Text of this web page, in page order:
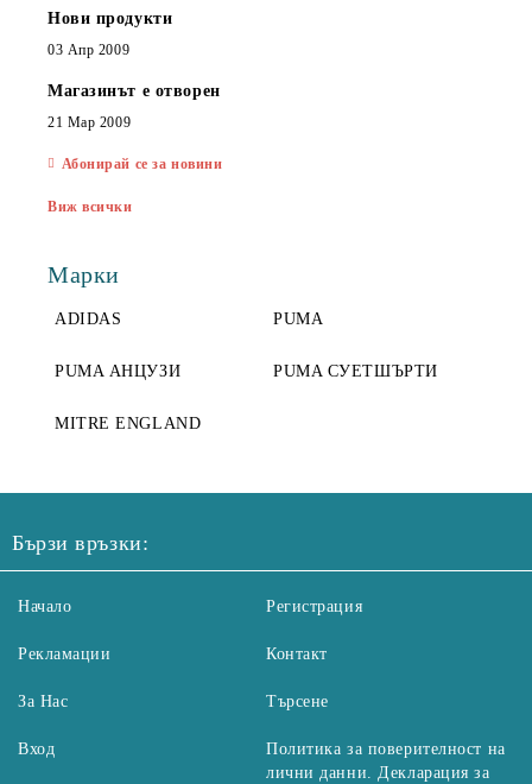
Нови продукти
03 Апр 2009
Магазинът е отворен
21 Мар 2009
Абонирай се за новини
Виж всички
Марки
ADIDAS PUMA
PUMA АНЦУЗИ PUMA СУЕТШЪРТИ
MITRE ENGLAND
Бързи връзки:
Начало
Рекламации
За Нас
Вход
Регистрация
Контакт
Търсене
Политика за поверителност на
лични данни. Декларация за